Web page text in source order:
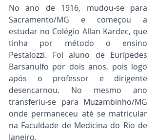
No ano de 1916, mudou-se para
Sacramento/MG e começou a
estudar no Colégio Allan Kardec, que
tinha por método o ensino
Pestalozzi. Foi aluno de Eurípedes
Barsanulfo por dois anos, pois logo
após o professor e dirigente
desencarnou. No mesmo ano
transferiu-se para Muzambinho/MG
onde permaneceu até se matricular
na Faculdade de Medicina do Rio de
Janeiro.